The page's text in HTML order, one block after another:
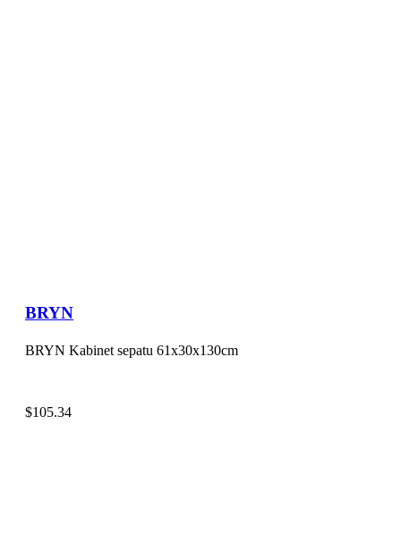
BRYN
BRYN Kabinet sepatu 61x30x130cm
$105.34